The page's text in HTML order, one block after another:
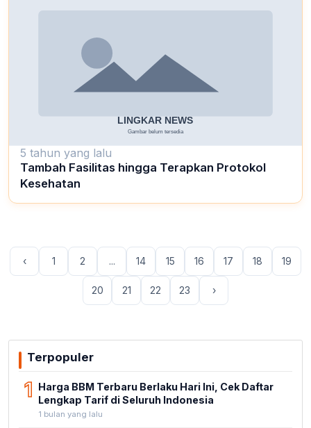
5 tahun yang lalu
Tambah Fasilitas hingga Terapkan Protokol
Kesehatan
‹ 1 2 ... 14 15 16 17 18 19
20 21 22 23 ›
Terpopuler
1 Harga BBM Terbaru Berlaku Hari Ini, Cek Daftar
Lengkap Tarif di Seluruh Indonesia
1 bulan yang lalu